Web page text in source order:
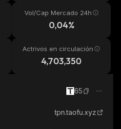
Vol/Cap Mercado 24h
0,04%
Actrivos en circulación
4,703,350
65
tpn.taofu.xyz